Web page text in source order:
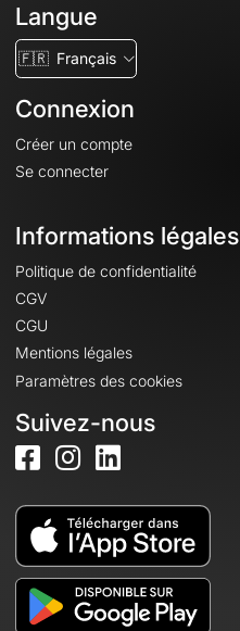
Langue
🇫🇷 Français
Connexion
Créer un compte
Se connecter
Informations légales
Politique de confidentialité
CGV
CGU
Mentions légales
Paramètres des cookies
Suivez-nous